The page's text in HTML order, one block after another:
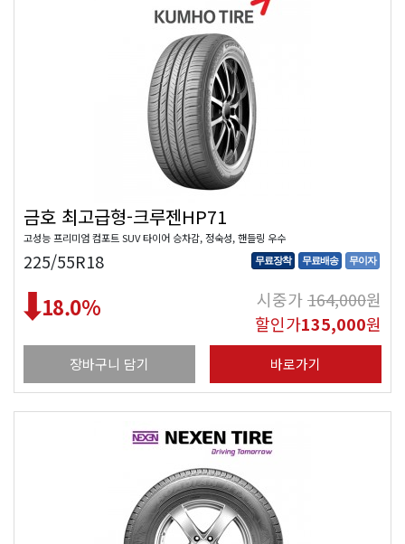
금호 최고급형-크루젠HP71
고성능 프리미엄 컴포트 SUV 타이어 승차감, 정숙성, 핸들링 우수
225/55R18 무료장착 무료배송 무이자
18.0% 시중가164,000원
할인가135,000원
장바구니 담기 바로가기